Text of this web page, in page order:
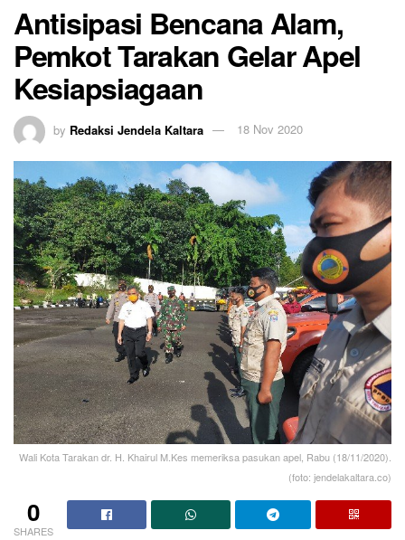
Antisipasi Bencana Alam,
Pemkot Tarakan Gelar Apel
Kesiapsiagaan
by Redaksi Jendela Kaltara 18 Nov 2020
Wali Kota Tarakan dr. H. Khairul M.Kes memeriksa pasukan apel, Rabu (18/11/2020).
(foto: jendelakaltara.co)
0
SHARES